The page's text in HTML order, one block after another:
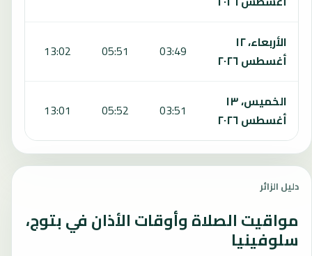
الأربعاء، ١٢
أغسطس ٢٠٢٦
03:49
05:51
13:02
الخميس، ١٣
أغسطس ٢٠٢٦
03:51
05:52
13:01
دليل الزائر
مواقيت الصلاة وأوقات الأذان في بتوج،
سلوفينيا